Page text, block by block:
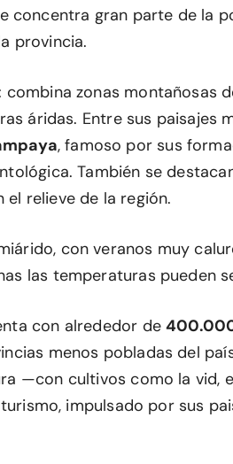
concentra gran parte de la
provincia.
combina zonas montañosas
áridas. Entre sus paisajes
, famoso por sus
También se
el relieve de la región.
con veranos muy
las temperaturas pueden
con alrededor de
menos pobladas del
—con cultivos como la vid,
impulsado por sus